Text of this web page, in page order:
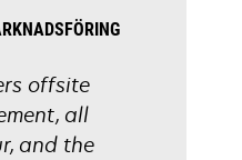
offsite
all
and the